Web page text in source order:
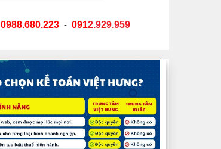
0988.680.223 - 0912.929.959